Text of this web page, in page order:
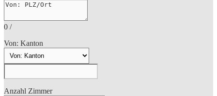
0 /
Von: Kanton
Anzahl Zimmer